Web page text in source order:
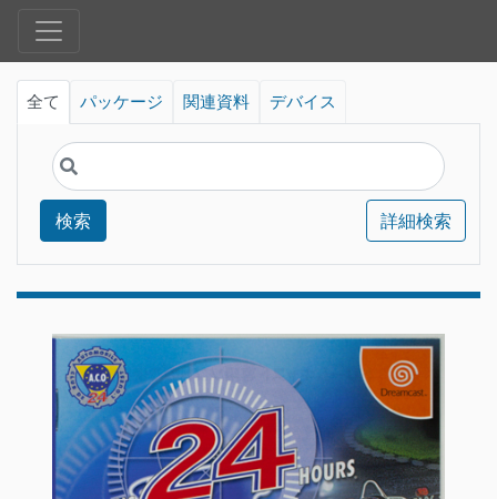
全て パッケージ 関連資料 デバイス
検索 詳細検索